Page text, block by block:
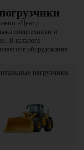
«Центр
спецтехники и
В каталоге
оборудование
погрузчики